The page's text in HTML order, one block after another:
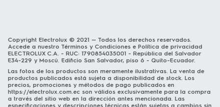
Copyright Electrolux © 2021 — Todos los derechos reservados.
Accede a nuestro Términos y Condiciones e Política de privacidad
ELECTROLUX C.A. - RUC: 1790854035001 - República del Salvador
E34-229 y Moscú. Edificio San Salvador, piso 6 - Quito-Ecuador.
Las fotos de los productos son meramente ilustrativas. La venta de
productos publicados está sujeta a disponibilidad de stock. Los
precios, promociones y métodos de pago publicados en
https://electrolux.com.ec son válidos exclusivamente para la compra
a través del sitio web en la dirección antes mencionada. Las
especificaciones y descripciones técnicas están sujetas a cambios sin